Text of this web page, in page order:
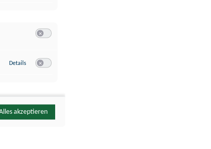
Details zu YouTube
akzeptieren